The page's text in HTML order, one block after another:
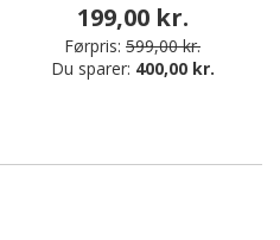
199,00 kr.
Førpris: 599,00 kr.
Du sparer: 400,00 kr.